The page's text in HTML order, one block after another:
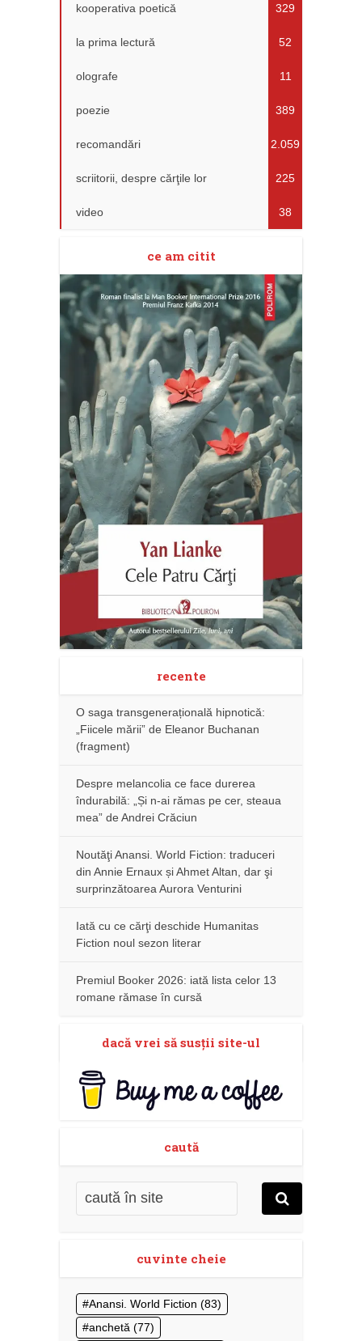
kooperativa poetică 329
la prima lectură 52
olografe 11
poezie 389
recomandări 2.059
scriitorii, despre cărţile lor 225
video 38
ce am citit
recente
O saga transgenerațională hipnotică:
„Fiicele mării” de Eleanor Buchanan
(fragment)
Despre melancolia ce face durerea
îndurabilă: „Și n-ai rămas pe cer, steaua
mea” de Andrei Crăciun
Noutăţi Anansi. World Fiction: traduceri
din Annie Ernaux și Ahmet Altan, dar şi
surprinzătoarea Aurora Venturini
Iată cu ce cărţi deschide Humanitas
Fiction noul sezon literar
Premiul Booker 2026: iată lista celor 13
romane rămase în cursă
dacă vrei să susţii site-ul
caută
cuvinte cheie
Anansi. World Fiction (83)
anchetă (77)